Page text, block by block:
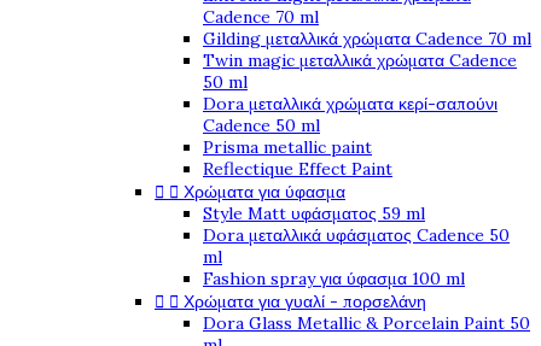
Cadence 70 ml
Gilding μεταλλικά χρώματα Cadence 70 ml
Twin magic μεταλλικά χρώματα Cadence
50 ml
Dora μεταλλικά χρώματα κερί-σαπούνι
Cadence 50 ml
Prisma metallic paint
Reflectique Effect Paint
  Χρώματα για ύφασμα
Style Matt υφάσματος 59 ml
Dora μεταλλικά υφάσματος Cadence 50
ml
Fashion spray για ύφασμα 100 ml
  Χρώματα για γυαλί - πορσελάνη
Dora Glass Metallic & Porcelain Paint 50